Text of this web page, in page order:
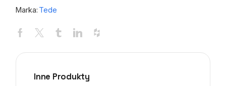
Marka: Tede
Inne Produkty